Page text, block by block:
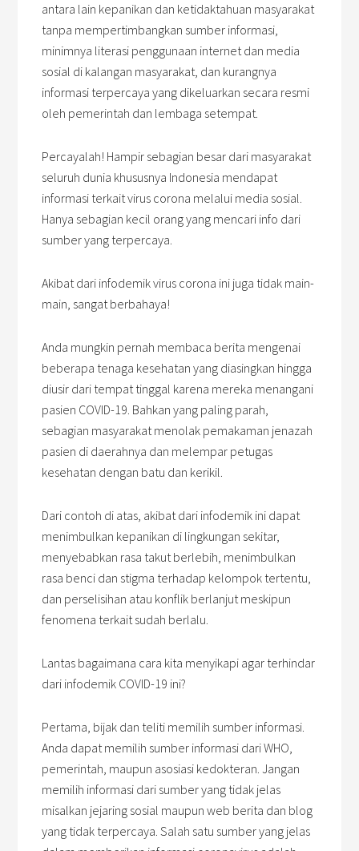
antara lain kepanikan dan ketidaktahuan masyarakat
tanpa mempertimbangkan sumber informasi,
minimnya literasi penggunaan internet dan media
sosial di kalangan masyarakat, dan kurangnya
informasi terpercaya yang dikeluarkan secara resmi
oleh pemerintah dan lembaga setempat.
Percayalah! Hampir sebagian besar dari masyarakat
seluruh dunia khususnya Indonesia mendapat
informasi terkait virus corona melalui media sosial.
Hanya sebagian kecil orang yang mencari info dari
sumber yang terpercaya.
Akibat dari infodemik virus corona ini juga tidak main-
main, sangat berbahaya!
Anda mungkin pernah membaca berita mengenai
beberapa tenaga kesehatan yang diasingkan hingga
diusir dari tempat tinggal karena mereka menangani
pasien COVID-19. Bahkan yang paling parah,
sebagian masyarakat menolak pemakaman jenazah
pasien di daerahnya dan melempar petugas
kesehatan dengan batu dan kerikil.
Dari contoh di atas, akibat dari infodemik ini dapat
menimbulkan kepanikan di lingkungan sekitar,
menyebabkan rasa takut berlebih, menimbulkan
rasa benci dan stigma terhadap kelompok tertentu,
dan perselisihan atau konflik berlanjut meskipun
fenomena terkait sudah berlalu.
Lantas bagaimana cara kita menyikapi agar terhindar
dari infodemik COVID-19 ini?
Pertama, bijak dan teliti memilih sumber informasi.
Anda dapat memilih sumber informasi dari WHO,
pemerintah, maupun asosiasi kedokteran. Jangan
memilih informasi dari sumber yang tidak jelas
misalkan jejaring sosial maupun web berita dan blog
yang tidak terpercaya. Salah satu sumber yang jelas